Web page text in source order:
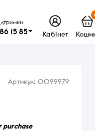
15 85 Кабінет
Артикул: 0099979
purchase